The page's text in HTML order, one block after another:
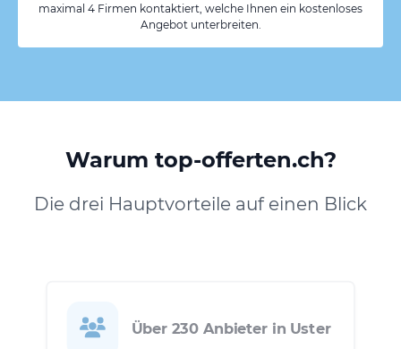
maximal 4 Firmen kontaktiert, welche Ihnen ein kostenloses
Angebot unterbreiten.
Warum top-offerten.ch?
Die drei Hauptvorteile auf einen Blick
Über 230 Anbieter in Uster